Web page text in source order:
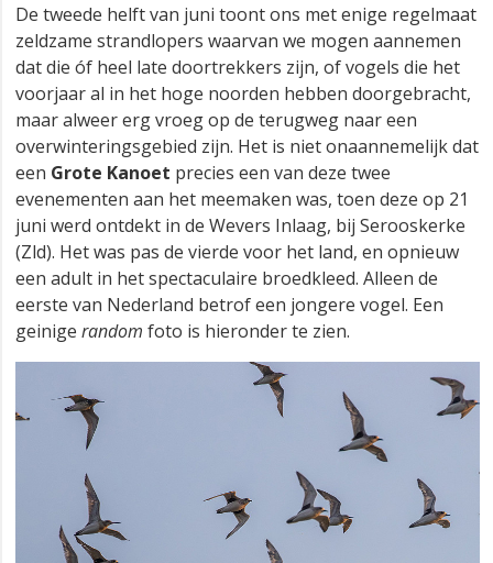
De tweede helft van juni toont ons met enige regelmaat
zeldzame strandlopers waarvan we mogen aannemen
dat die óf heel late doortrekkers zijn, of vogels die het
voorjaar al in het hoge noorden hebben doorgebracht,
maar alweer erg vroeg op de terugweg naar een
overwinteringsgebied zijn. Het is niet onaannemelijk dat
een Grote Kanoet precies een van deze twee
evenementen aan het meemaken was, toen deze op 21
juni werd ontdekt in de Wevers Inlaag, bij Serooskerke
(Zld). Het was pas de vierde voor het land, en opnieuw
een adult in het spectaculaire broedkleed. Alleen de
eerste van Nederland betrof een jongere vogel. Een
geinige random foto is hieronder te zien.